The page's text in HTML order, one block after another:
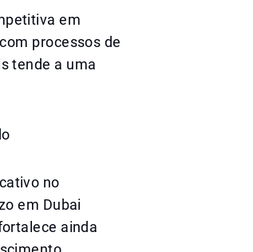
em
processos de
tende a uma
no
em Dubai
ainda